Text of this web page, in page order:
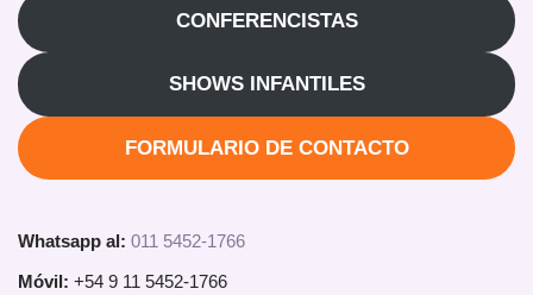
CONFERENCISTAS
SHOWS INFANTILES
FORMULARIO DE CONTACTO
Whatsapp al: 011 5452-1766
Móvil: +54 9 11 5452-1766